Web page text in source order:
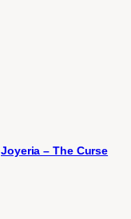
Joyeria – The Curse